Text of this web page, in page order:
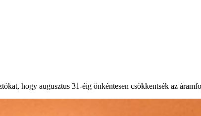
hogy augusztus 31-éig önkéntesen csökkentsék az